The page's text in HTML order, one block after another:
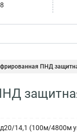
ПНД
14,1 (100м/4800м